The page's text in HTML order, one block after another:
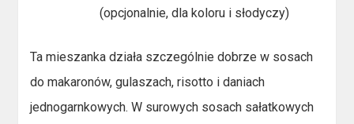
(opcjonalnie, dla koloru i słodyczy)
Ta mieszanka działa szczególnie dobrze w sosach
do makaronów, gulaszach, risotto i daniach
jednogarnkowych. W surowych sosach sałatkowych